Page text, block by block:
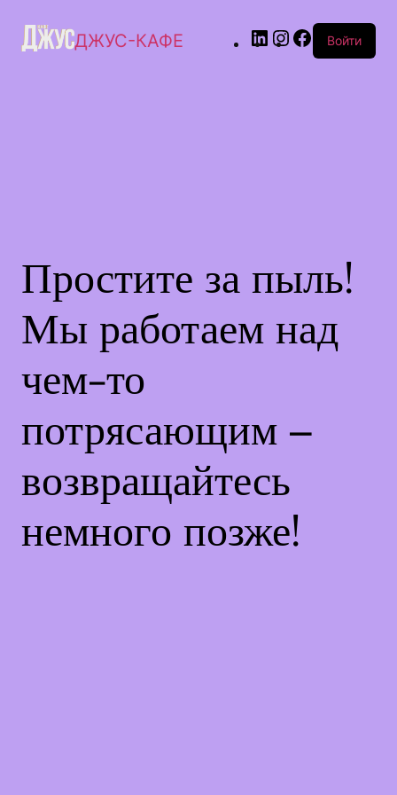
ДЖУС-КАФЕ Войти
Простите за пыль!
Мы работаем над
чем-то
потрясающим –
возвращайтесь
немного позже!